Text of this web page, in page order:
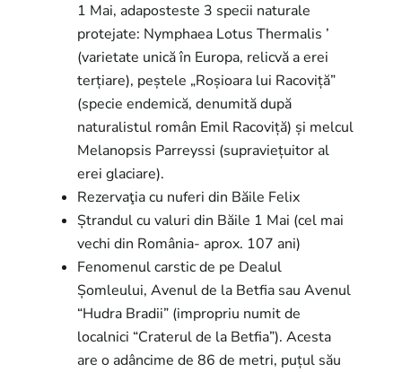
1 Mai, adaposteste 3 specii naturale
protejate: Nymphaea Lotus Thermalis ’
(varietate unică în Europa, relicvă a erei
terțiare), peștele „Roșioara lui Racoviță”
(specie endemică, denumită după
naturalistul român Emil Racoviță) și melcul
Melanopsis Parreyssi (supraviețuitor al
erei glaciare).
Rezervaţia cu nuferi din Băile Felix
Ștrandul cu valuri din Băile 1 Mai (cel mai
vechi din România- aprox. 107 ani)
Fenomenul carstic de pe Dealul
Șomleului, Avenul de la Betfia sau Avenul
“Hudra Bradii” (impropriu numit de
localnici “Craterul de la Betfia”). Acesta
are o adâncime de 86 de metri, puțul său